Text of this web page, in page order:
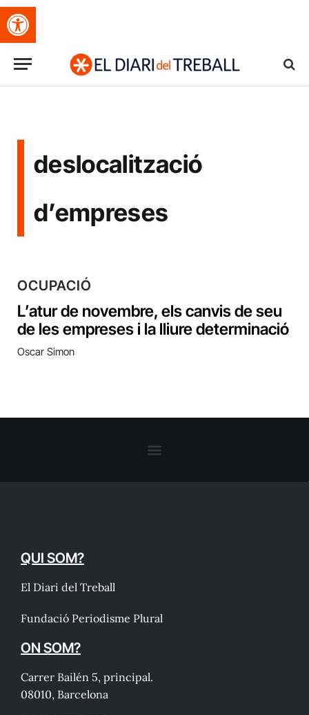
Obre la barra d'eines
deslocalització
d’empreses
OCUPACIÓ
L’atur de novembre, els canvis de seu
de les empreses i la lliure determinació
Oscar Simon
QUI SOM?
El Diari del Treball
Fundació Periodisme Plural
ON SOM?
Carrer Bailén 5, principal.
08010, Barcelona